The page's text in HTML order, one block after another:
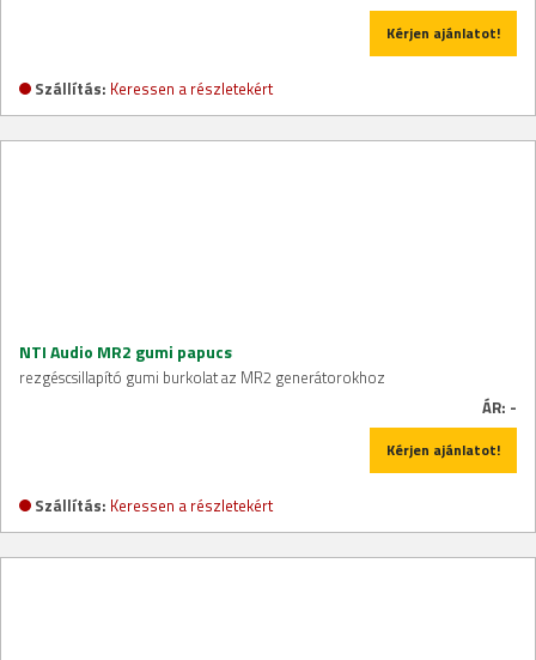
Kérjen ajánlatot!
Szállítás: Keressen a részletekért
NTI Audio MR2 gumi papucs
rezgéscsillapító gumi burkolat az MR2 generátorokhoz
ÁR: -
Kérjen ajánlatot!
Szállítás: Keressen a részletekért